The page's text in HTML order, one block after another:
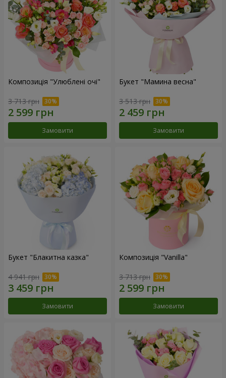
Композиція "Улюблені очі"
3 713 грн
Замовити
Букет "Мамина весна"
3 513 грн
Замовити
Букет "Блакитна казка"
4 941 грн
Замовити
Композиція "Vanilla"
3 713 грн
Замовити